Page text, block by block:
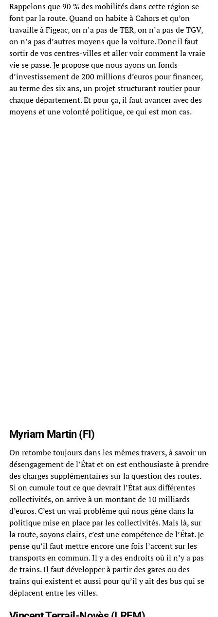
Rappelons que 90 % des mobilités dans cette région se
font par la route. Quand on habite à Cahors et qu’on
travaille à Figeac, on n’a pas de TER, on n’a pas de TGV,
on n’a pas d’autres moyens que la voiture. Donc il faut
sortir de vos centres-villes et aller voir comment la vraie
vie se passe. Je propose que nous ayons un fonds
d’investissement de 200 millions d’euros pour financer,
au terme des six ans, un projet structurant routier pour
chaque département. Et pour ça, il faut avancer avec des
moyens et une volonté politique, ce qui est mon cas.
Myriam Martin (FI)
On retombe toujours dans les mêmes travers, à savoir un
désengagement de l’État et on est enthousiaste à prendre
des charges supplémentaires sur la question des routes.
Si on cumule tout ce que devrait l’État aux différentes
collectivités, on arrive à un montant de 10 milliards
d’euros. C’est un vrai problème qui nous gêne dans la
politique mise en place par les collectivités. Mais là, sur
la route, soyons clairs, c’est une compétence de l’État. Je
pense qu’il faut mettre encore une fois l’accent sur les
transports en commun. Il y a des endroits où il n’y a pas
de trains. Il faut développer à partir des gares ou des
trains qui existent et aussi pour qu’il y ait des bus qui se
déplacent entre les villes.